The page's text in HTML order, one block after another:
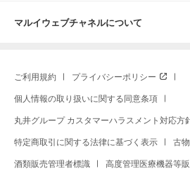
マルイウェブチャネルについて
ご利用規約 プライバシーポリシー
個人情報の取り扱いに関する同意条項
丸井グループ カスタマーハラスメント対応方
特定商取引に関する法律に基づく表示 古
酒類販売管理者標識 高度管理医療機器等